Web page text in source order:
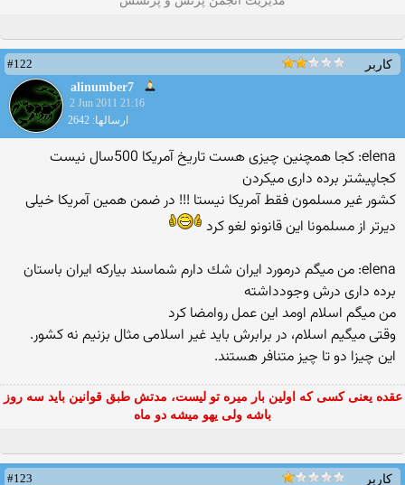
کاربر
#122
alinumber7
2 Jun 2011 21:16
ارسالها: 2642
elena: كجا همچنین چیزی هست تاریخ آمریكا 500سال نیست
كجاپیشتر برده داری میكردن
كشور غیر مسلمون فقط آمریكا نیستا !!! در ضمن همین آمریكا خیلی
دیرتر از مسلمونا این قانونو لغو كرد
elena: من میگم درمورد ایران شك دارم شماسند بیاركه ایران باستان
برده داری درش وجودداشته
من میگم اسلام اومد این عمل روامضا كرد
وقتی میگیم اسلام، در برابرش باید غیر اسلامی مثال بزنیم نه كشور.
این چیزا دو تا چیز متنافر هستند.
عقده یعنی کسی که اولین بار میره تو لیست، مدتش طبق قوانین باید سه روز
باشه ولی یهو میشه دو ماه
کاربر
#123